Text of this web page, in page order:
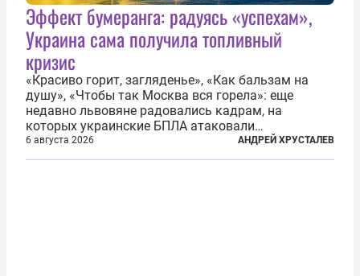
Эффект бумеранга: радуясь «успехам»,
Украина сама получила топливный
кризис
«Красиво горит, загляденье», «Как бальзам на
душу», «Чтобы так Москва вся горела»: еще
недавно львовяне радовались кадрам, на
которых украинские БПЛА атаковали
нефтеперерабатывающие предприятия России. В
скором времени оказалось, что в «эту игру можно
6 августа 2026 АНДРЕЙ ХРУСТАЛЕВ